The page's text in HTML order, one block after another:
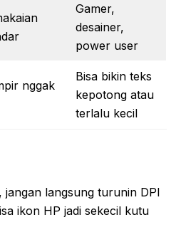
Gamer,
desainer,
power user
nggak
Bisa bikin teks
kepotong atau
terlalu kecil
langsung turunin DPI
ikon HP jadi sekecil kutu